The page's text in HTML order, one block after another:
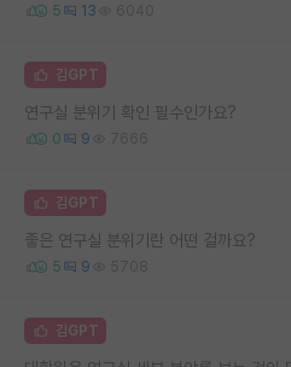
5 13 6040
김GPT
연구실 분위기 확인 필수인가요?
0 9 7666
김GPT
좋은 연구실 분위기란 어떤 걸까요?
5 9 5708
김GPT